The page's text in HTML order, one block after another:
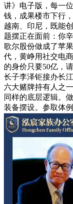
讲》电子版，每一
钱，成果楼市下行
越南、印尼，既能
题摆正在面前：你
歌尔股份做成了苹
代，黄峥用社交电
的身价只要50亿，
长子李泽钜接办长
六大赌牌持有人之
同样的底层逻辑。
装备摆设。参取体